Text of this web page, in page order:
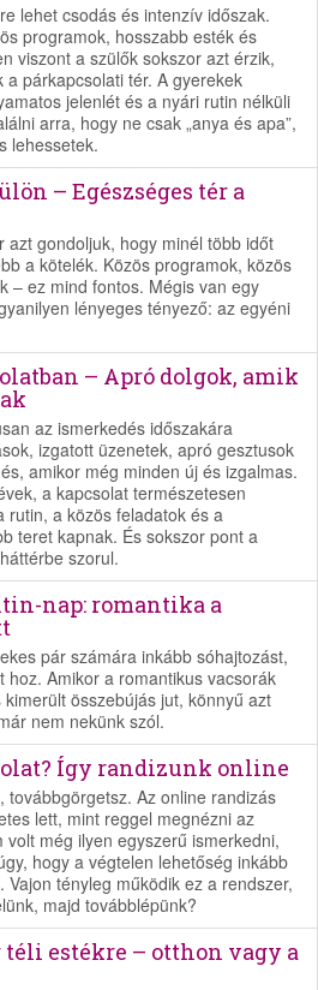
lehet csodás és intenzív időszak.
programok, hosszabb esték és
viszont a szülők sokszor azt érzik,
a párkapcsolati tér. A gyerekek
jelenlét és a nyári rutin nélküli
arra, hogy ne csak „anya és apa”,
lehessetek.
– Egészséges tér a
azt gondoljuk, hogy minél több időt
a kötelék. Közös programok, közös
– ez mind fontos. Mégis van egy
lényeges tényező: az egyéni
– Apró dolgok, amik
az ismerkedés időszakára
izgatott üzenetek, apró gesztusok
amikor még minden új és izgalmas.
a kapcsolat természetesen
rutin, a közös feladatok és a
teret kapnak. És sokszor pont a
szorul.
nap: romantika a
pár számára inkább sóhajtozást,
hoz. Amikor a romantikus vacsorák
összebújás jut, könnyű azt
nem nekünk szól.
Így randizunk online
továbbgörgetsz. Az online randizás
lett, mint reggel megnézni az
még ilyen egyszerű ismerkedni,
hogy a végtelen lehetőség inkább
tényleg működik ez a rendszer,
majd továbblépünk?
estékre – otthon vagy a